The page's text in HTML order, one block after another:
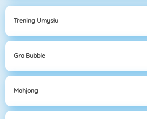
Trening Umysłu
Gra Bubble
Mahjong